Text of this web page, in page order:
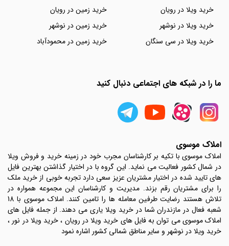
خرید ویلا در رویان
خرید ویلا در نوشهر
خرید ویلا در سی سنگان
خرید زمین در رویان
خرید زمین در نوشهر
خرید زمین در محمودآباد
ما را در شبکه های اجتماعی دنبال کنید
املاک موسوی
املاک موسوی با تکیه بر کارشناسان مجرب خود در زمینه خرید و فروش ویلا
در شمال کشور فعالیت می نماید. این گروه با در اختیار گذاشتن بهترین فایل
های تایید شده در اختیار مشتریان عزیز سعی دارد تجربه خوبی از خرید ملک
را برای مشتریان رقم بزند. مدیریت و کارشناسان این مجموعه همواره در
تلاش هستند رضایت طرفین معامله ها را تامین کنند. املاک موسوی با 18
شعبه فعال در مازندران شما در خرید ویلا یاری می دهند. از جمله فایل های
املاک موسوی می توان به فایل های خرید ویلا در رویان ، خرید ویلا در نور ،
خرید ویلا در نوشهر و سایر مناطق شمالی کشور اشاره نمود